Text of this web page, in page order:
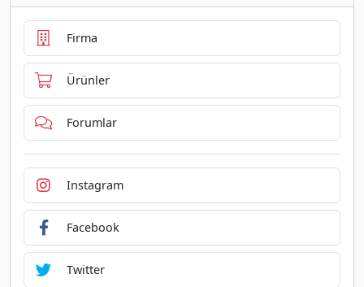
Firma
Ürünler
Forumlar
Instagram
Facebook
Twitter